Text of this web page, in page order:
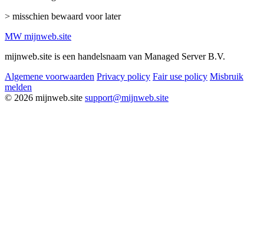
> misschien bewaard voor later
MW mijnweb.site
mijnweb.site is een handelsnaam van Managed Server B.V.
Algemene voorwaarden Privacy policy Fair use policy Misbruik
melden
© 2026 mijnweb.site support@mijnweb.site